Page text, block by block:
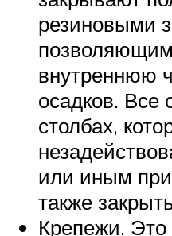
резиновыми
внутреннюю
осадков. Все
столбах,
или иным
также
Крепежи.